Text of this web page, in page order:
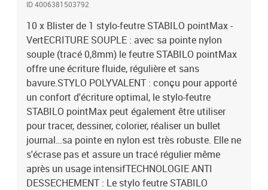
ID 4006381503792
10 x Blister de 1 stylo-feutre STABILO pointMax -
VertECRITURE SOUPLE : avec sa pointe nylon
souple (tracé 0,8mm) le feutre STABILO pointMax
offre une écriture fluide, régulière et sans
bavure.STYLO POLYVALENT : conçu pour apporté
un confort d'écriture optimal, le stylo-feutre
STABILO pointMax peut également être utiliser
pour tracer, dessiner, colorier, réaliser un bullet
journal…sa pointe en nylon est très robuste. Elle ne
s'écrase pas et assure un tracé régulier même
après un usage intensifTECHNOLOGIE ANTI
DESSECHEMENT : Le stylo feutre STABILO